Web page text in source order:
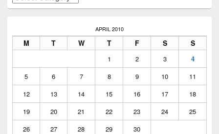
APRIL 2010
M T W T F S S
1 2 3
4
5
6 7 8 9 10
11
12
13 14 15 16 17
18
19
20 21 22 23 24
25
26
27 28 29 30